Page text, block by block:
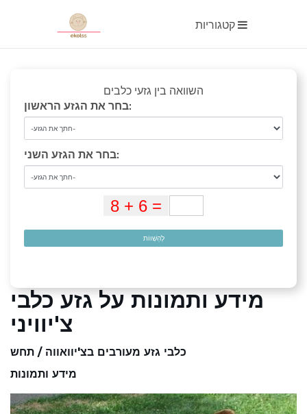
קטגוריות
השוואה בין גזעי כלבים
בחר את הגזע הראשון:
בחר את הגזע השני:
לְהַשְׁווֹת
מידע ותמונות על גזע כלבי
צ'יוויני
כלבי גזע מעורבים בצ'יוואווה / תחש
מידע ותמונות